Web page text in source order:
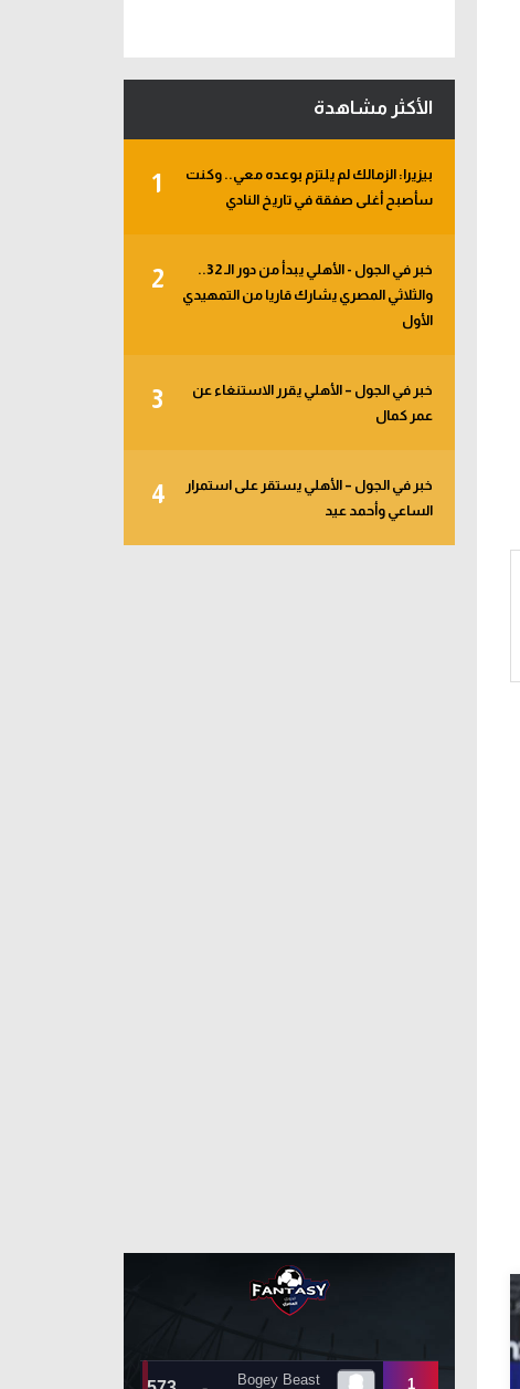
الأكثر مشاهدة
1
بيزيرا: الزمالك لم يلتزم بوعده معي.. وكنت
سأصبح أغلى صفقة في تاريخ النادي
2
خبر في الجول - الأهلي يبدأ من دور الـ 32..
والثلاثي المصري يشارك قاريا من التمهيدي
الأول
3
خبر في الجول – الأهلي يقرر الاستنغاء عن
عمر كمال
4
خبر في الجول – الأهلي يستقر على استمرار
الساعي وأحمد عيد